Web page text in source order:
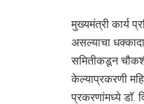
मुख्यमंत्री कार्य
असल्याचा
समितीकडून
केल्याप्रकरणी
प्रकरणांमध्ये डॉ.